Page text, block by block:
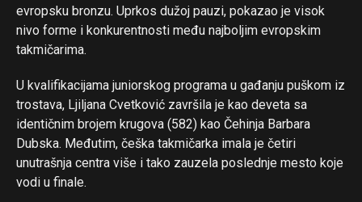
evropsku bronzu. Uprkos dužoj pauzi, pokazao je visok
nivo forme i konkurentnosti među najboljim evropskim
takmičarima.
U kvalifikacijama juniorskog programa u gađanju puškom iz
trostava, Ljiljana Cvetković završila je kao deveta sa
identičnim brojem krugova (582) kao Čehinja Barbara
Dubska. Međutim, češka takmičarka imala je četiri
unutrašnja centra više i tako zauzela poslednje mesto koje
vodi u finale.